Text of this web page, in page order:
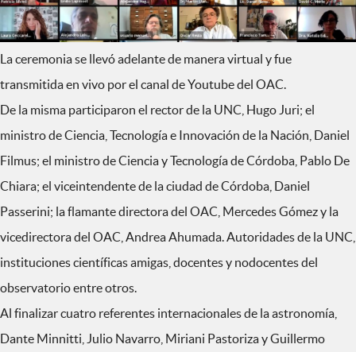
La ceremonia se llevó adelante de manera virtual y fue
transmitida en vivo por el canal de Youtube del OAC.
De la misma participaron el rector de la UNC, Hugo Juri; el
ministro de Ciencia, Tecnología e Innovación de la Nación, Daniel
Filmus; el ministro de Ciencia y Tecnología de Córdoba, Pablo De
Chiara; el viceintendente de la ciudad de Córdoba, Daniel
Passerini; la flamante directora del OAC, Mercedes Gómez y la
vicedirectora del OAC, Andrea Ahumada. Autoridades de la UNC,
instituciones científicas amigas, docentes y nodocentes del
observatorio entre otros.
Al finalizar cuatro referentes internacionales de la astronomía,
Dante Minnitti, Julio Navarro, Miriani Pastoriza y Guillermo